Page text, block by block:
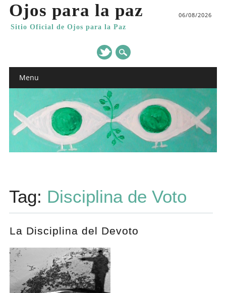
Ojos para la paz
Sitio Oficial de Ojos para la Paz
06/08/2026
Main menu
Menu
Tag: Disciplina de Voto
La Disciplina del Devoto